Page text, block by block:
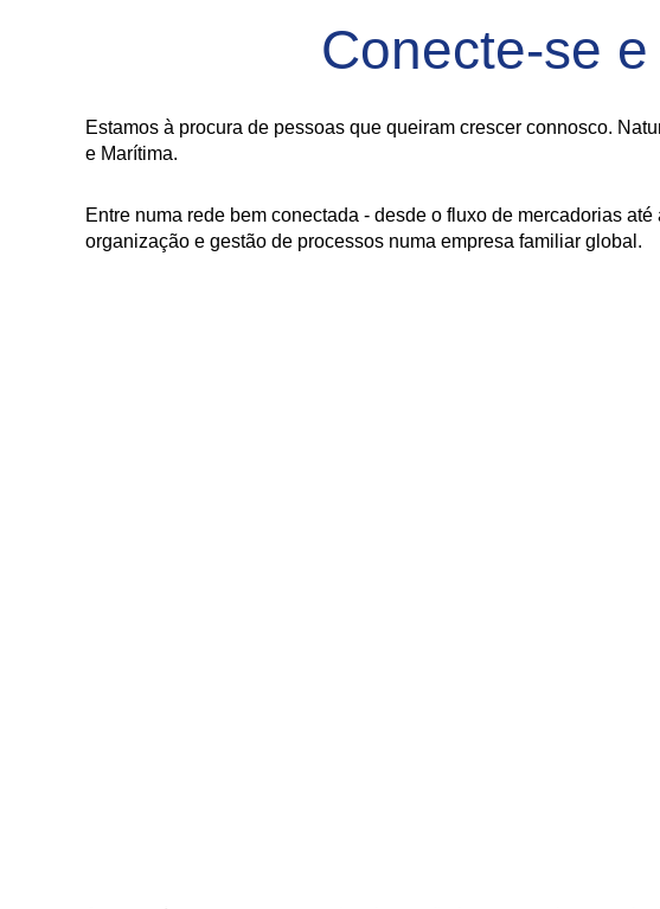
Conecte-se
Estamos à procura de pessoas que queiram crescer connosco.
e Marítima.
Entre numa rede bem conectada - desde o fluxo de mercadorias
organização e gestão de processos numa empresa familiar global.